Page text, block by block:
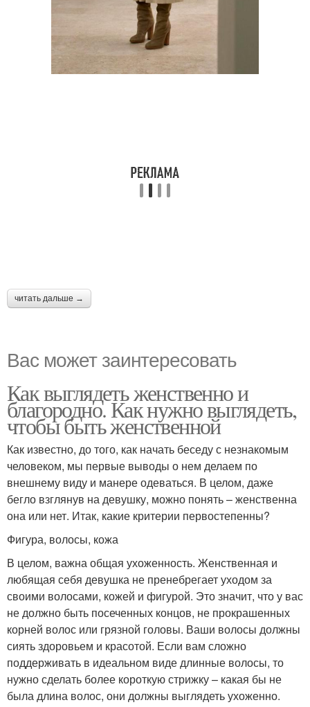
читать дальше →
Вас может заинтересовать
Как выглядеть женственно и
благородно. Как нужно выглядеть,
чтобы быть женственной
Как известно, до того, как начать беседу с незнакомым
человеком, мы первые выводы о нем делаем по
внешнему виду и манере одеваться. В целом, даже
бегло взглянув на девушку, можно понять – женственна
она или нет. Итак, какие критерии первостепенны?
Фигура, волосы, кожа
В целом, важна общая ухоженность. Женственная и
любящая себя девушка не пренебрегает уходом за
своими волосами, кожей и фигурой. Это значит, что у вас
не должно быть посеченных концов, не прокрашенных
корней волос или грязной головы. Ваши волосы должны
сиять здоровьем и красотой. Если вам сложно
поддерживать в идеальном виде длинные волосы, то
нужно сделать более короткую стрижку – какая бы не
была длина волос, они должны выглядеть ухоженно.